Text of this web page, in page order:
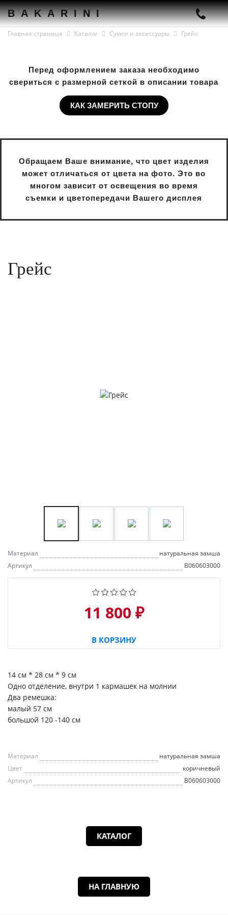
BAKARINI
Главная страница Каталог Сумки и аксессуары Грейс
Перед оформлением заказа необходимо
свериться с размерной сеткой в описании товара
КАК ЗАМЕРИТЬ СТОПУ
Обращаем Ваше внимание, что цвет изделия
может отличаться от цвета на фото. Это во
многом зависит от освещения во время
съемки и цветопередачи Вашего дисплея
Грейс
Материал
натуральная замша
Артикул
B060603000
11 800 ₽
В КОРЗИНУ
14 см * 28 см * 9 см
Одно отделение, внутри 1 кармашек на молнии
Два ремешка:
малый 57 см
большой 120 -140 см
Материал
натуральная замша
Цвет
коричневый
Артикул
B060603000
КАТАЛОГ
НА ГЛАВНУЮ